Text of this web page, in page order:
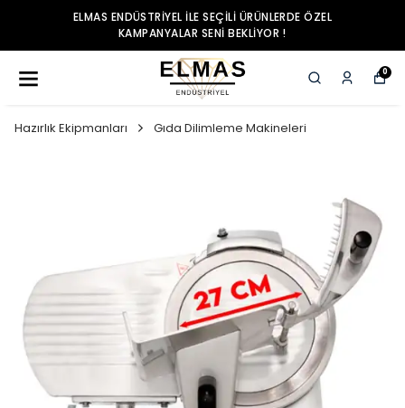
ELMAS ENDÜSTRIYEL ILE SEÇILI ÜRÜNLERDE ÖZEL
KAMPANYALAR SENI BEKLIYOR !
0
Hazırlık Ekipmanları Gıda Dilimleme Makineleri